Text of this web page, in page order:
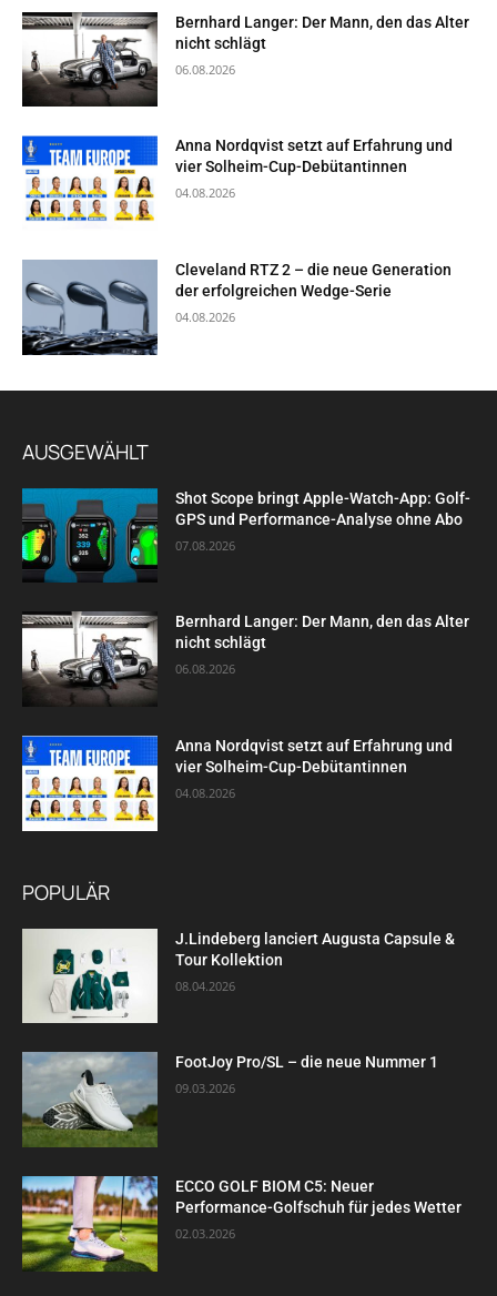
Bernhard Langer: Der Mann, den das Alter
nicht schlägt
06.08.2026
Anna Nordqvist setzt auf Erfahrung und
vier Solheim-Cup-Debütantinnen
04.08.2026
Cleveland RTZ 2 – die neue Generation
der erfolgreichen Wedge-Serie
04.08.2026
AUSGEWÄHLT
Shot Scope bringt Apple-Watch-App: Golf-
GPS und Performance-Analyse ohne Abo
07.08.2026
Bernhard Langer: Der Mann, den das Alter
nicht schlägt
06.08.2026
Anna Nordqvist setzt auf Erfahrung und
vier Solheim-Cup-Debütantinnen
04.08.2026
POPULÄR
J.Lindeberg lanciert Augusta Capsule &
Tour Kollektion
08.04.2026
FootJoy Pro/SL – die neue Nummer 1
09.03.2026
ECCO GOLF BIOM C5: Neuer
Performance-Golfschuh für jedes Wetter
02.03.2026